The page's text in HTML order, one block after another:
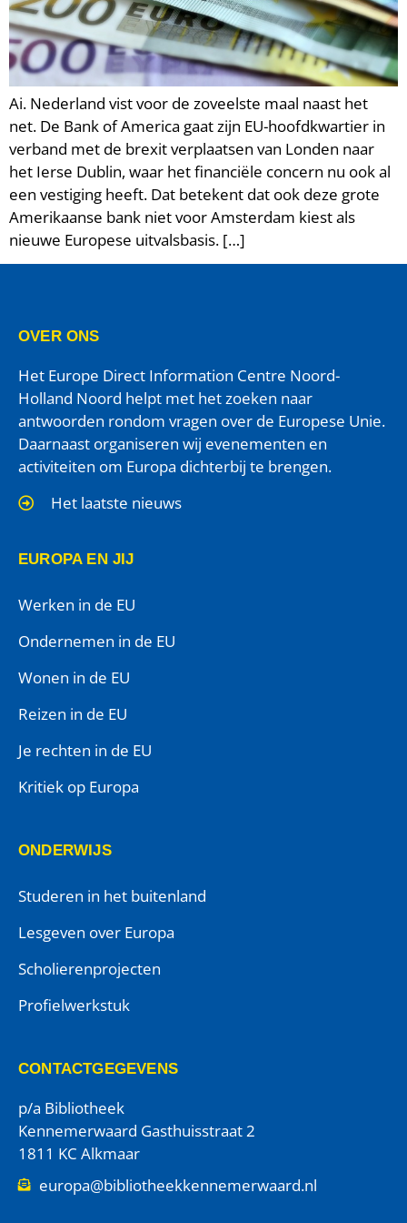
Ai. Nederland vist voor de zoveelste maal naast het
net. De Bank of America gaat zijn EU-hoofdkwartier in
verband met de brexit verplaatsen van Londen naar
het Ierse Dublin, waar het financiële concern nu ook al
een vestiging heeft. Dat betekent dat ook deze grote
Amerikaanse bank niet voor Amsterdam kiest als
nieuwe Europese uitvalsbasis. […]
OVER ONS
Het Europe Direct Information Centre Noord-
Holland Noord helpt met het zoeken naar
antwoorden rondom vragen over de Europese Unie.
Daarnaast organiseren wij evenementen en
activiteiten om Europa dichterbij te brengen.
Het laatste nieuws
EUROPA EN JIJ
Werken in de EU
Ondernemen in de EU
Wonen in de EU
Reizen in de EU
Je rechten in de EU
Kritiek op Europa
ONDERWIJS
Studeren in het buitenland
Lesgeven over Europa
Scholierenprojecten
Profielwerkstuk
CONTACTGEGEVENS
p/a Bibliotheek
Kennemerwaard Gasthuisstraat 2
1811 KC Alkmaar
europa@bibliotheekkennemerwaard.nl